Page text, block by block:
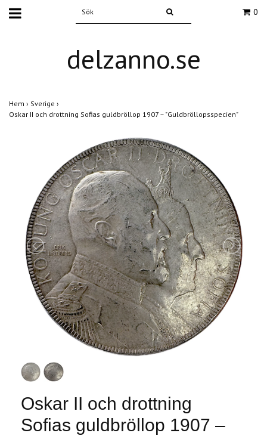
0
delzanno.se
Hem › Sverige ›
Oskar II och drottning Sofias guldbröllop 1907 – "Guldbröllopsspecien"
Oskar II och drottning
Sofias guldbröllop 1907 –